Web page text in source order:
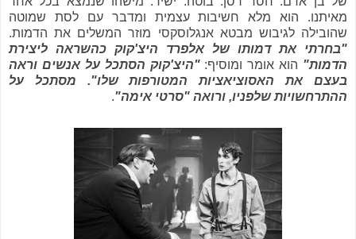
מאיתנו. הוא מלא חשיבות עצמית ומדבר עם לסת שמוטה
שהובילה לגיבוש מבטא אנגלוסקסי מוזר המשלים את הדמות.
"בחרתי את דמותו של אלפרד היצ'קוק כהשראה ליצירת
הדמות" הוא אומר ומוסיף:"היצ'קוק הסתכל על אנשים וראה
בעצם את האסוציאציות המטורפות שלו". מסתכל על
ההתרחשויות שלפניו, ורואה "סרטי אימה".